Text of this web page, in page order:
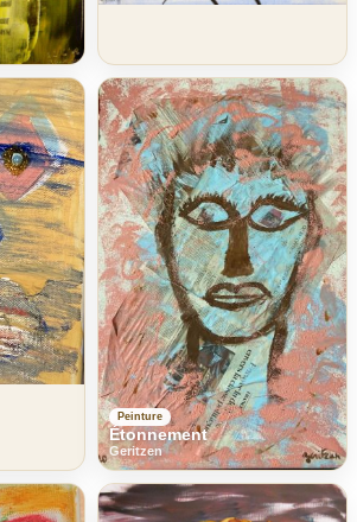
Peinture
Étonnement
Geritzen